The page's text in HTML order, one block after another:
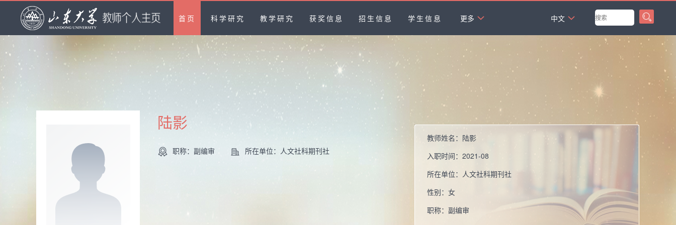
首页 科学研究 教学研究 获奖信息 招生信息 学生信息 更多
中文
陆影
职称：副编审 所在单位：人文社科期刊社
教师姓名： 陆影
入职时间： 2021-08
所在单位： 人文社科期刊社
性别： 女
职称： 副编审